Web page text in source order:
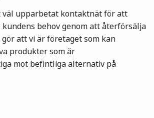
väl upparbetat kontaktnät för att
behov genom att återförsälja
att vi är företaget som kan
produkter som är
mot befintliga alternativ på